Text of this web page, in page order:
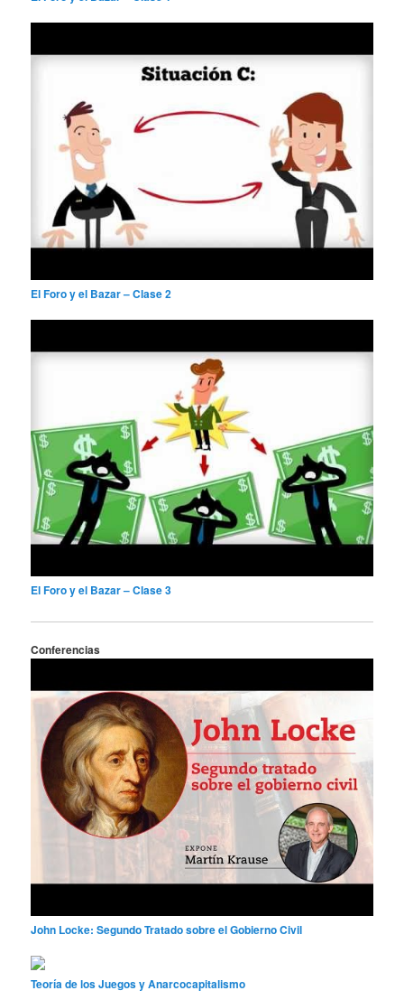
El Foro y el Bazar – Clase 2
El Foro y el Bazar – Clase 3
Conferencias
John Locke: Segundo Tratado sobre el Gobierno Civil
Teoría de los Juegos y Anarcocapitalismo